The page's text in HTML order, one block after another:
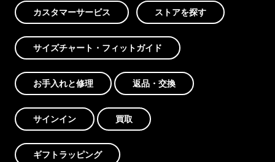
カスタマーサービス ストアを探す
サイズチャート・フィットガイド
お手入れと修理 返品・交換
サインイン 買取
ギフトラッピング